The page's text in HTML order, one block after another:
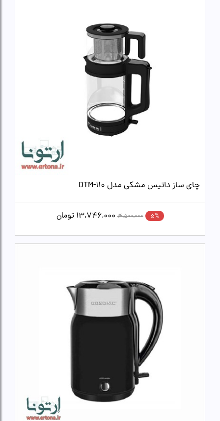
چای ساز داتیس مشکی مدل DTM-110
5%
14,500,000
13,746,000 تومان